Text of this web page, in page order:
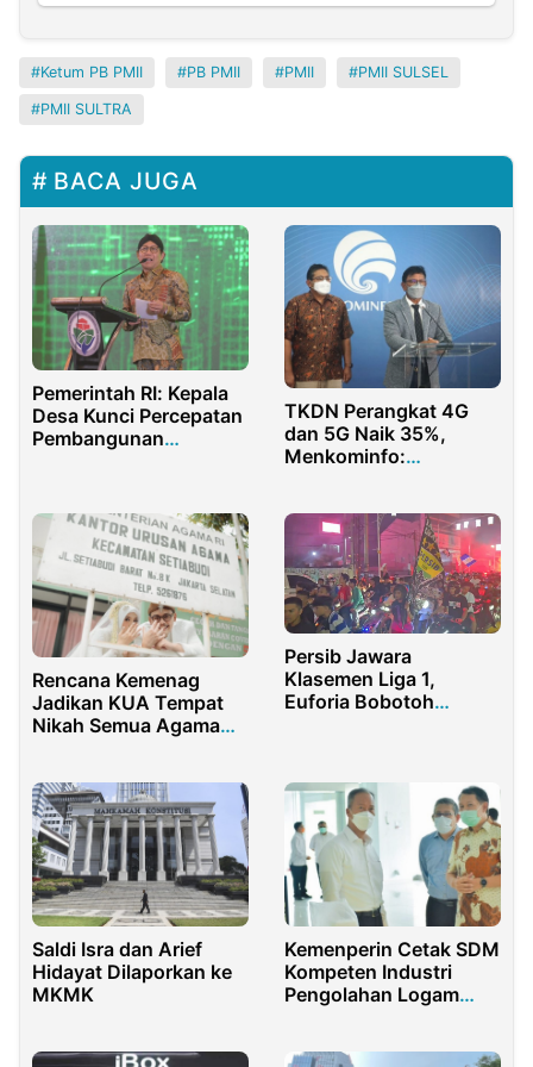
Ketum PB PMII PB PMII PMII PMII SULSEL
PMII SULTRA
BACA JUGA
Pemerintah RI: Kepala
Desa Kunci Percepatan
Pembangunan
TKDN Perangkat 4G
dan 5G Naik 35%,
Menkominfo:
Rencana Kemenag
Jadikan KUA Tempat
Nikah Semua Agama
Persib Jawara
Klasemen Liga 1,
Euforia Bobotoh
Saldi Isra dan Arief
Hidayat Dilaporkan ke
MKMK
Kemenperin Cetak SDM
Kompeten Industri
Pengolahan Logam